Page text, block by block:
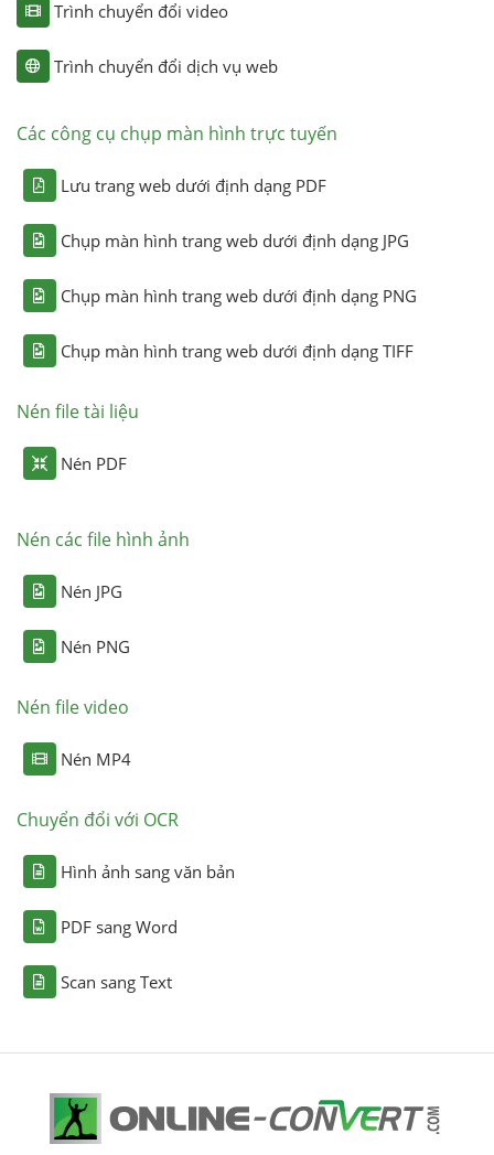
Trình chuyển đổi video
Trình chuyển đổi dịch vụ web
Các công cụ chụp màn hình trực tuyến
Lưu trang web dưới định dạng PDF
Chụp màn hình trang web dưới định dạng JPG
Chụp màn hình trang web dưới định dạng PNG
Chụp màn hình trang web dưới định dạng TIFF
Nén file tài liệu
Nén PDF
Nén các file hình ảnh
Nén JPG
Nén PNG
Nén file video
Nén MP4
Chuyển đổi với OCR
Hình ảnh sang văn bản
PDF sang Word
Scan sang Text